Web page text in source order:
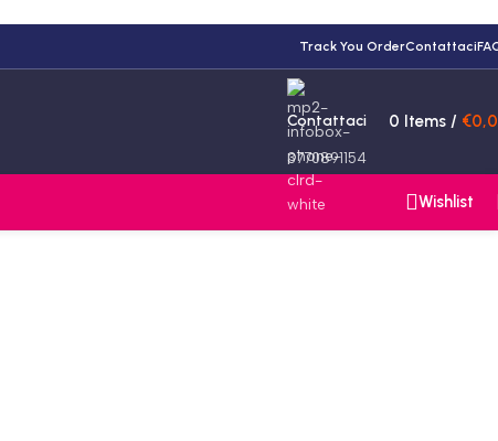
Track You OrderContattaci
Contattaci
3770891154
0 Items / €
Wishlist